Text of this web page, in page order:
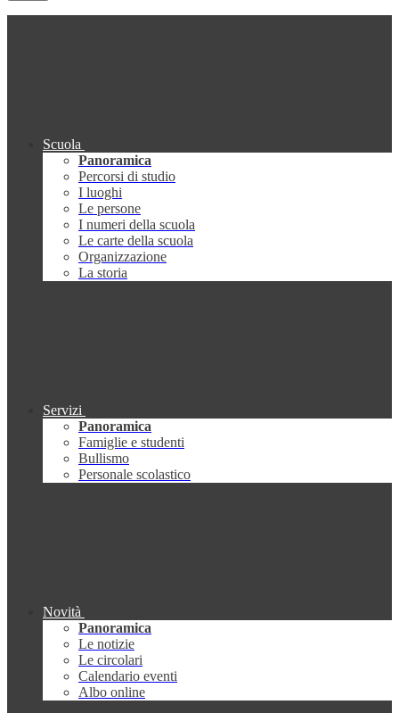
Scuola
Panoramica
Percorsi di studio
I luoghi
Le persone
I numeri della scuola
Le carte della scuola
Organizzazione
La storia
Servizi
Panoramica
Famiglie e studenti
Bullismo
Personale scolastico
Novità
Panoramica
Le notizie
Le circolari
Calendario eventi
Albo online